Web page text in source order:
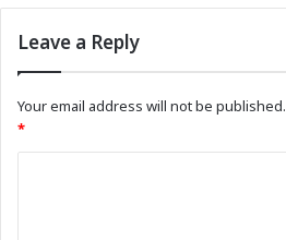
Leave a Reply
Your email address will not be published.
*